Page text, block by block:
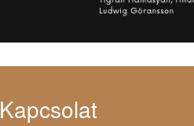
Kapcsolat